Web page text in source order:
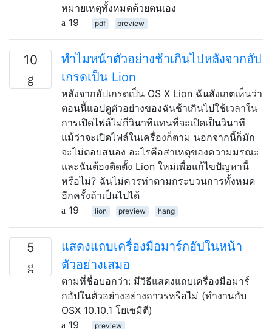
หมายเหตุทั้งหมดด้วยตนเอง
19
pdf preview
10
ทำไมหน้าตัวอย่างช้าเกินไปหลังจากอัป
เกรดเป็น Lion
หลังจากอัปเกรดเป็น OS X Lion ฉันสังเกตเห็นว่า
ตอนนี้แอปดูตัวอย่างของฉันช้าเกินไปใช้เวลาใน
การเปิดไฟล์ไม่กี่วินาทีแทนที่จะเปิดเป็นวินาที
แม้ว่าจะเปิดไฟล์ในเครื่องก็ตาม นอกจากนี้ก็มัก
จะไม่ตอบสนอง อะไรคือสาเหตุของความมรณะ
และฉันต้องติดตั้ง Lion ใหม่เพื่อแก้ไขปัญหานี้
หรือไม่? ฉันไม่ควรทำตามกระบวนการทั้งหมด
อีกครั้งถ้าเป็นไปได้
19
lion preview hang
5
แสดงแถบเครื่องมือมาร์กอัปในหน้า
ตัวอย่างเสมอ
ตามที่ชื่อบอกว่า: มีวิธีแสดงแถบเครื่องมือมาร์
กอัปในตัวอย่างอย่างถาวรหรือไม่ (ทำงานกับ
OSX 10.10.1 โยเซมิตี)
19
preview